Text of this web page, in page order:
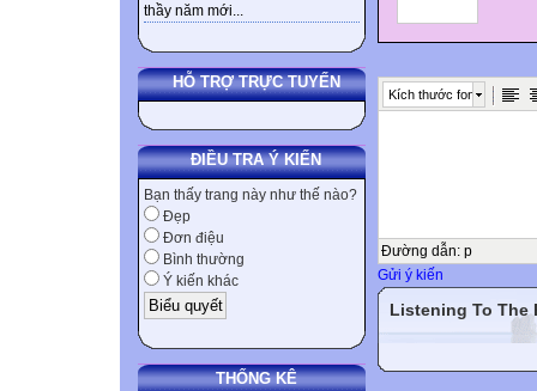
thầy năm mới...
HỖ TRỢ TRỰC TUYẾN
ĐIỀU TRA Ý KIẾN
Bạn thấy trang này như thế nào?
Đẹp
Đơn điệu
Bình thường
Ý kiến khác
THỐNG KÊ
Kích thước font
Đường dẫn: p
Gửi ý kiến
Listening To The